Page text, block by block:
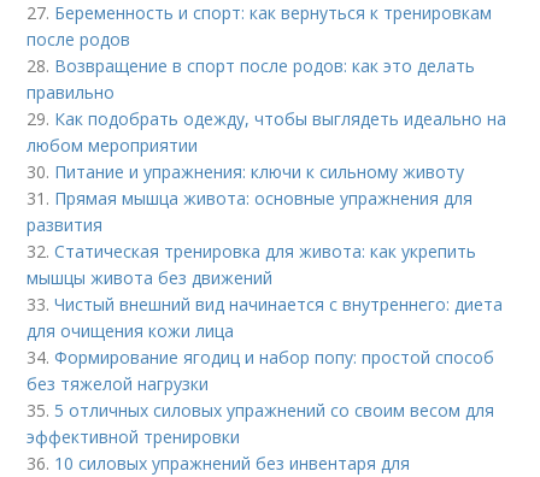
27. Беременность и спорт: как вернуться к тренировкам
после родов
28. Возвращение в спорт после родов: как это делать
правильно
29. Как подобрать одежду, чтобы выглядеть идеально на
любом мероприятии
30. Питание и упражнения: ключи к сильному животу
31. Прямая мышца живота: основные упражнения для
развития
32.Статическая тренировка для живота: как укрепить
мышцы живота без движений
33.Чистый внешний вид начинается с внутреннего: диета
для очищения кожи лица
34.Формирование ягодиц и набор попу: простой способ
без тяжелой нагрузки
35. 5 отличных силовых упражнений со своим весом для
эффективной тренировки
36. 10 силовых упражнений без инвентаря для